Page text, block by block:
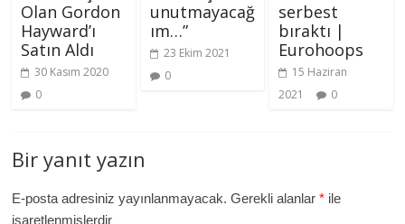
Olan Gordon
Hayward’ı
Satın Aldı
30 Kasım 2020
0
unutmayacağ
ım…”
23 Ekim 2021
0
serbest
bıraktı |
Eurohoops
15 Haziran
2021
0
Bir yanıt yazın
E-posta adresiniz yayınlanmayacak. Gerekli alanlar* ile
işaretlenmişlerdir